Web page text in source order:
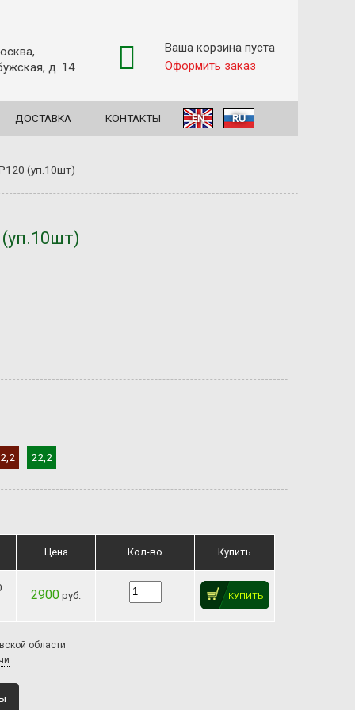
д. 14
Ваша корзина пуста
Оформить заказ
ДОСТАВКА КОНТАКТЫ EN RU
(уп.10шт)
22,2
Цена Кол-во Купить
2900 руб. КУПИТЬ
области